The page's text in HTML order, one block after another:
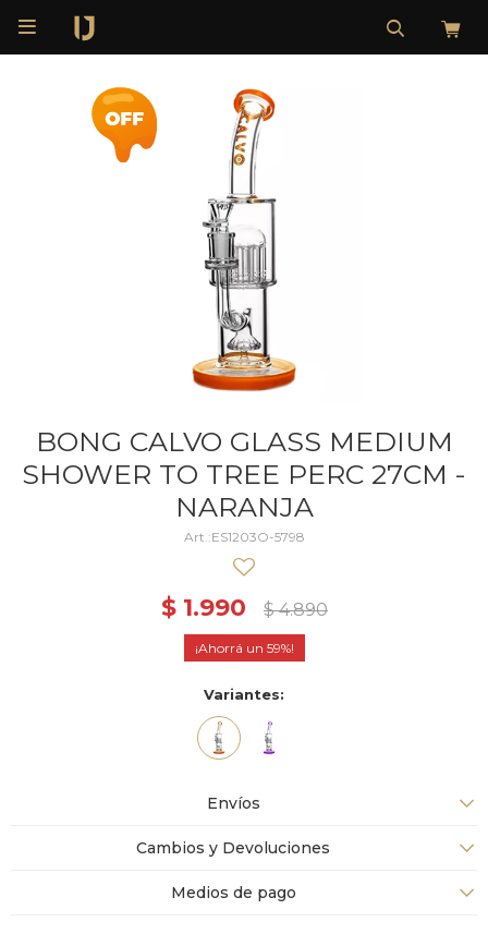

BONG CALVO GLASS MEDIUM
SHOWER TO TREE PERC 27CM -
NARANJA
ES1203O-5798
$ 1.990 $ 4.890
59
Variantes:
Envíos
Cambios y Devoluciones
Medios de pago